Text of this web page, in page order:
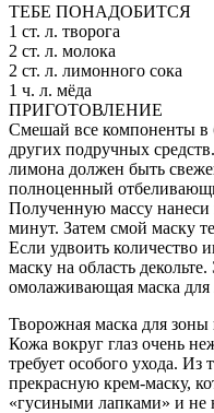
ТЕБЕ ПОНАДОБИТСЯ
1 ст. л. творога
2 ст. л. молока
2 ст. л. лимонного сока
1 ч. л. мёда
ПРИГОТОВЛЕНИЕ
Смешай все компоненты
других подручных
лимона должен быть
полноценный
Полученную массу
минут. Затем смой маску
Если удвоить количество
маску на область
омолаживающая маска для
Творожная маска для зоны
Кожа вокруг глаз очень
требует особого ухода.
прекрасную крем-маску,
«гусиными лапками» и не